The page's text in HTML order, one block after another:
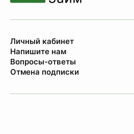
Личный кабинет
Напишите нам
Вопросы-ответы
Отмена подписки